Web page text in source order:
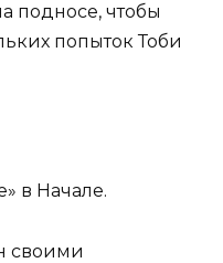
подносе, чтобы
попыток Тоби
в Начале.
своими